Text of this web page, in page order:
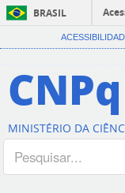
BRASIL
CNPq
MINISTÉRIO DA